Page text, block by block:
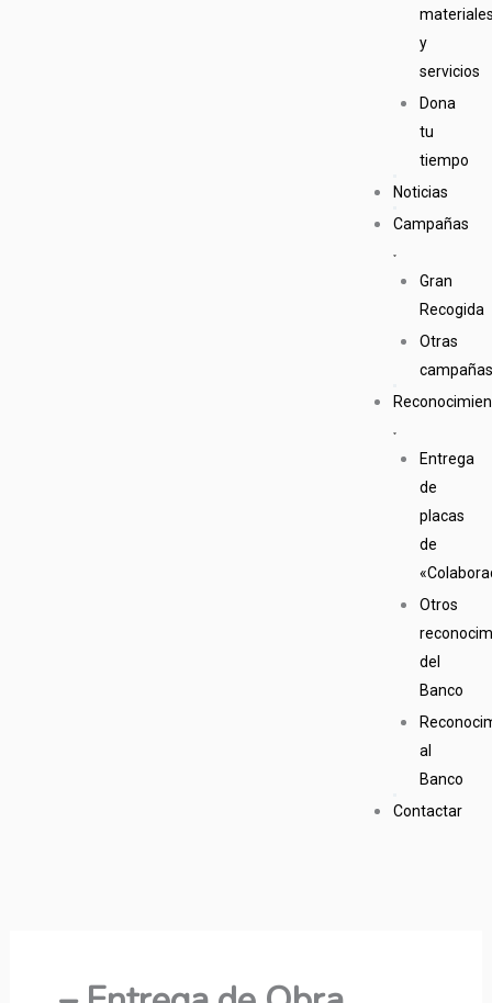
y
servicios
Dona
tu
tiempo
Noticias
Campañas
Gran
Recogida
Otras
Entrega
de
placas
de
Otros
del
Banco
al
Banco
Contactar